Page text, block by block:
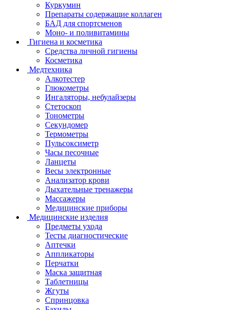
Куркумин
Препараты содержащие коллаген
БАД для спортсменов
Моно- и поливитамины
Гигиена и косметика
Средства личной гигиены
Косметика
Медтехника
Алкотестер
Глюкометры
Ингаляторы, небулайзеры
Стетоскоп
Тонометры
Секундомер
Термометры
Пульсоксиметр
Часы песочные
Ланцеты
Весы электронные
Анализатор крови
Дыхательные тренажеры
Массажеры
Медицинские приборы
Медицинские изделия
Предметы ухода
Тесты диагностические
Аптечки
Аппликаторы
Перчатки
Маска защитная
Таблетницы
Жгуты
Спринцовка